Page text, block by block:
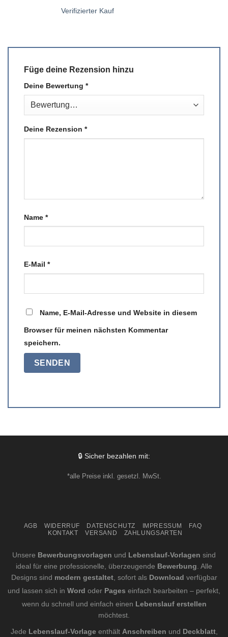
Verifizierter Kauf
Füge deine Rezension hinzu
Deine Bewertung *
Deine Rezension *
Name *
E-Mail *
Name, E-Mail-Adresse und Website in diesem
Browser für meinen nächsten Kommentar
speichern.
🔒 Sicher bezahlen mit:
*alle Preise inkl. gesetzl. MwSt.
AGB WIDERRUF DATENSCHUTZ IMPRESSUM
FAQ
KONTAKT
VERSAND ZAHLUNGSARTEN
Unsere Bewerbungsvorlagen und Lebenslauf-Vorlagen sind
ideal für eine professionelle, überzeugende Bewerbung . Alle
Designs sind modern gestaltet, sofort als Download verfügbar
und lassen sich in Word oder Pages einfach bearbeiten – perfekt,
wenn du schnell und einfach einen Lebenslauf erstellen
möchtest.
Jede Lebenslauf-Vorlageenthält Anschreiben und Deckblatt,